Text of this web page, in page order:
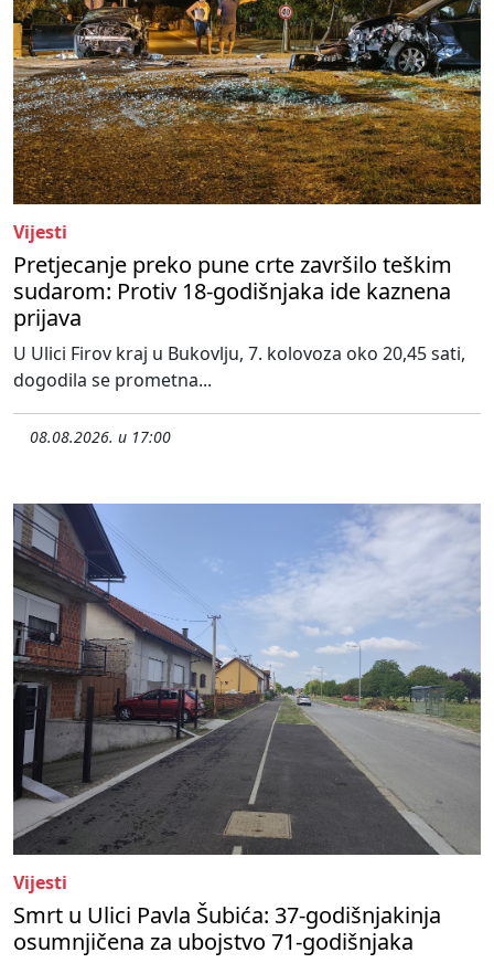
Vijesti
Pretjecanje preko pune crte završilo teškim
sudarom: Protiv 18-godišnjaka ide kaznena
prijava
U Ulici Firov kraj u Bukovlju, 7. kolovoza oko 20,45 sati,
dogodila se prometna...
08.08.2026. u 17:00
Vijesti
Smrt u Ulici Pavla Šubića: 37-godišnjakinja
osumnjičena za ubojstvo 71-godišnjaka